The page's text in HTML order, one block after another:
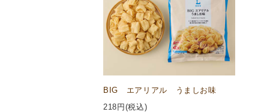
BIG エアリアル うましお味
218 円(税込)